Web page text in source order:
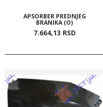
APSORBER PREDNJEG
BRANIKA (O)
7.664,13 RSD